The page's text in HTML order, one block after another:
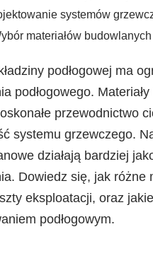
systemów
materiałów budowlanych
podłogowej ma
podłogowego.
przewodnictwo
systemu grzewczego.
działają bardziej
Dowiedz się, jak różne
eksploatacji, oraz
podłogowym.